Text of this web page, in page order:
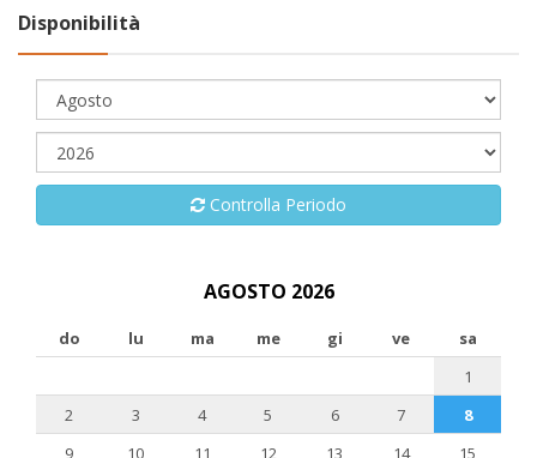
Disponibilità
Controlla Periodo
AGOSTO 2026
do lu ma me gi ve
sa
1
2
3 4 5 6 7
8
9
10 11 12 13 14
15